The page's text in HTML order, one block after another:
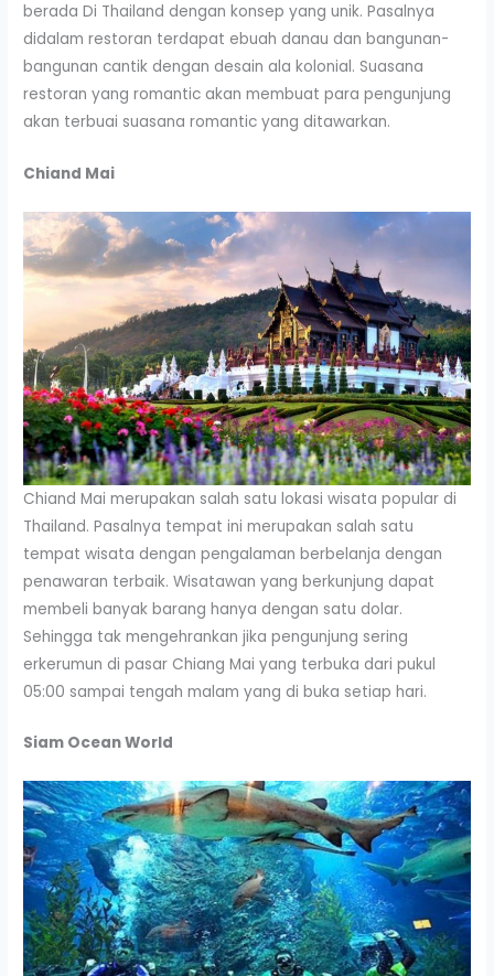
berada Di Thailand dengan konsep yang unik. Pasalnya
didalam restoran terdapat ebuah danau dan bangunan-
bangunan cantik dengan desain ala kolonial. Suasana
restoran yang romantic akan membuat para pengunjung
akan terbuai suasana romantic yang ditawarkan.
Chiand Mai
Chiand Mai merupakan salah satu lokasi wisata popular di
Thailand. Pasalnya tempat ini merupakan salah satu
tempat wisata dengan pengalaman berbelanja dengan
penawaran terbaik. Wisatawan yang berkunjung dapat
membeli banyak barang hanya dengan satu dolar.
Sehingga tak mengehrankan jika pengunjung sering
erkerumun di pasar Chiang Mai yang terbuka dari pukul
05:00 sampai tengah malam yang di buka setiap hari.
Siam Ocean World